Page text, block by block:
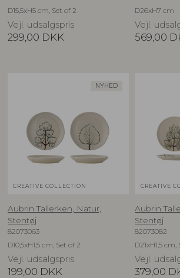
D15,5xH5 cm, Set of 2
Vejl. udsalgspris
299,00 DKK
D26xH7 cm
Vejl.
569,00
NYHED
CREATIVE COLLECTION
Aubrin Tallerken, Natur,
Stentøj
82073063
D10,5xH1,5 cm, Set of 2
Vejl. udsalgspris
199,00 DKK
CREATIVE
Aubrin
Stentøj
82073082
D21xH1,5 cm,
Vejl.
379,00